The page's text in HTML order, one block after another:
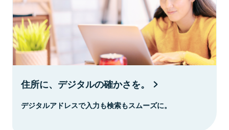
住所に、デジタルの確かさを。
デジタルアドレスで入力も検索もスムーズに。